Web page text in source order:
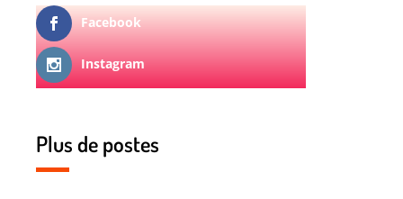
Facebook
Instagram
Plus de postes